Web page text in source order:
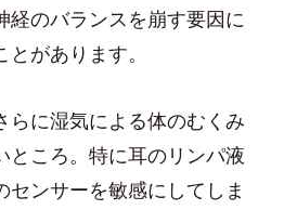
経のバランスを崩す要因に
があります。
らに湿気による体のむくみ
ところ。特に耳のリンパ液
センサーを敏感にしてしま